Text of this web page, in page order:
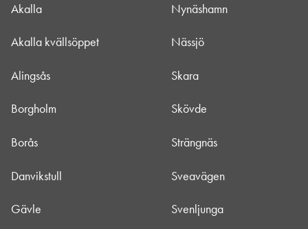
Akalla
Akalla kvällsöppet
Alingsås
Borgholm
Borås
Danvikstull
Gävle
Nynäshamn
Nässjö
Skara
Skövde
Strängnäs
Sveavägen
Svenljunga